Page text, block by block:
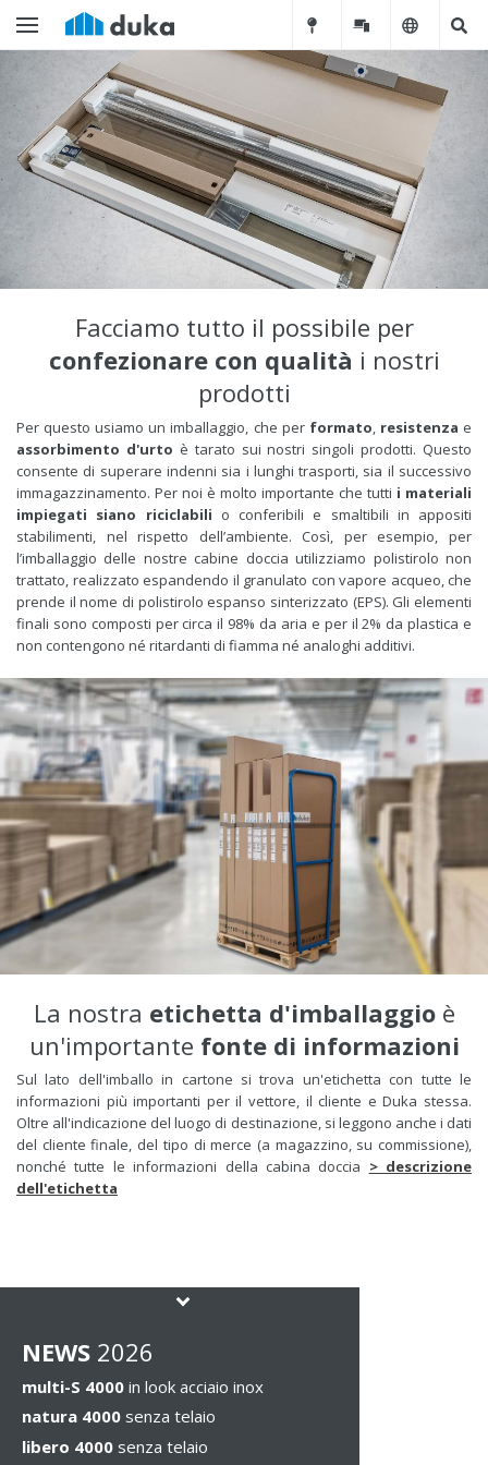
Facciamo tutto il possibile per
confezionare con qualità i nostri
prodotti
Per questo usiamo un imballaggio, che per formato, resistenza e
assorbimento d'urto è tarato sui nostri singoli prodotti. Questo
consente di superare indenni sia i lunghi trasporti, sia il successivo
immagazzinamento. Per noi è molto importante che tutti i materiali
impiegati siano riciclabili o conferibili e smaltibili in appositi
stabilimenti, nel rispetto dell’ambiente. Così, per esempio, per
l’imballaggio delle nostre cabine doccia utilizziamo polistirolo non
trattato, realizzato espandendo il granulato con vapore acqueo, che
prende il nome di polistirolo espanso sinterizzato (EPS). Gli elementi
finali sono composti per circa il 98% da aria e per il 2% da plastica e
non contengono né ritardanti di fiamma né analoghi additivi.
La nostra etichetta d'imballaggioè
un'importante fonte di informazioni
Sul lato dell'imballo in cartone si trova un'etichetta con tutte le
informazioni più importanti per il vettore, il cliente e Duka stessa.
Oltre all'indicazione del luogo di destinazione, si leggono anche i dati
del cliente finale, del tipo di merce (a magazzino, su commissione),
nonché tutte le informazioni della cabina doccia > descrizione
dell'etichetta
NEWS 2026
multi-S 4000 in look acciaio inox
natura 4000 senza telaio
libero 4000 senza telaio